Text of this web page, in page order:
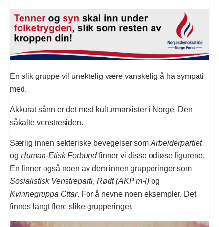
En slik gruppe vil unektelig være vanskelig å ha sympati
med.
Akkurat sånn er det med kulturmarxister i Norge. Den
såkalte venstresiden.
Særlig innen sekteriske bevegelser som Arbeiderpartiet
og Human-Etisk Forbundfinner vi disse odiøse figurene.
En finner også noen av dem innen grupperinger som
Sosialistisk Venstreparti, Rødt (AKP m-l) og
Kvinnegruppa Ottar. For å nevne noen eksempler. Det
finnes langt flere slike grupperinger.